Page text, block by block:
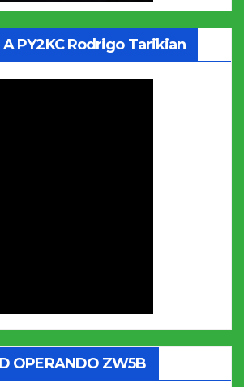
PY2KC Rodrigo Tarikian
OPERANDO ZW5B